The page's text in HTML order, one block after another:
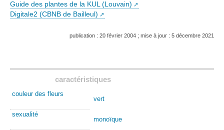
Guide des plantes de la KUL (Louvain)
Digitale2 (CBNB de Bailleul)
publication : 20 février 2004 ; mise à jour : 5 décembre 2021
caractéristiques
couleur des fleurs
vert
sexualité
monoïque